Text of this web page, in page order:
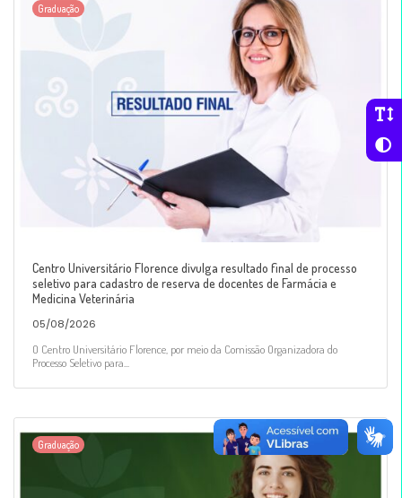
Graduação
Centro Universitário Florence divulga resultado final de processo
seletivo para cadastro de reserva de docentes de Farmácia e
Medicina Veterinária
05/08/2026
O Centro Universitário Florence, por meio da Comissão Organizadora do
Processo Seletivo para...
Graduação